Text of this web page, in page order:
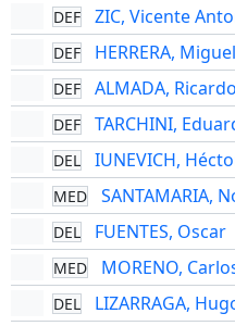
DEF ZIC, Vicente
DEF HERRERA,
DEF ALMADA,
DEF TARCHINI,
DEL IUNEVICH,
MED SANTAMARIA,
DEL FUENTES, Oscar
MED MORENO,
DEL LIZARRAGA,